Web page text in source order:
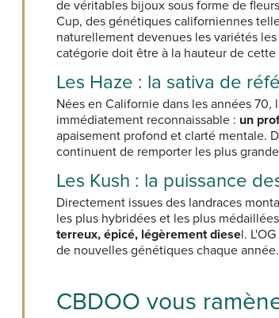
de véritables bijoux sous forme de
Cup, des génétiques californiennes
naturellement devenues les variétés
catégorie doit être à la hauteur de
Les Haze : la sativa de
Nées en Californie dans les années
immédiatement reconnaissable : un
apaisement profond et clarté mentale.
continuent de remporter les plus
Les Kush : la puissance
Directement issues des landraces
les plus hybridées et les plus
terreux, épicé, légèrement diesel.
de nouvelles génétiques chaque
CBDOO vous